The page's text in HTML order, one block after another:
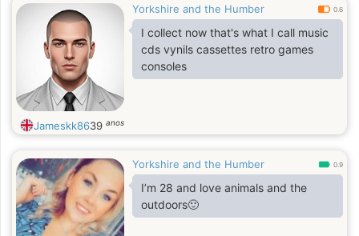
Yorkshire and the Humber 0.6
I collect now that's what I call music
cds vynils cassettes retro games
consoles
Jameskk8639 anos
Yorkshire and the Humber 0.9
I’m 28 and love animals and the
outdoors🙂